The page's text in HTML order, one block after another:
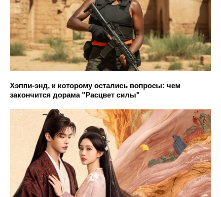
Хэппи-энд, к которому остались вопросы: чем
закончится дорама "Расцвет силы"